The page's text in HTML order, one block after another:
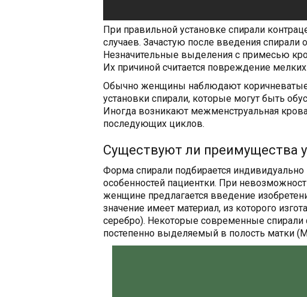
При правильной установке спирали
случаев. Зачастую после введения
Незначительные выделения с примесью
Их причиной считается повреждение
Обычно женщины наблюдают
установки спирали, которые могут быть
Иногда возникают межменструальная
последующих циклов.
Существуют ли преимущества
Форма спирали подбирается
особенностей пациентки. При
женщине предлагается введение
значение имеет материал, из которого
серебро). Некоторые современные
постепенно выделяемый в полость матки